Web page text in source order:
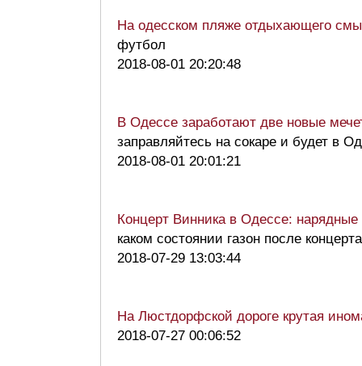
На одесском пляже отдыхающего
футбол
2018-08-01 20:20:48
В Одессе заработают две новые
заправляйтесь на сокаре и будет в
2018-08-01 20:01:21
Концерт Винника в Одессе:
каком состоянии газон после
2018-07-29 13:03:44
На Люстдорфской дороге крутая
2018-07-27 00:06:52